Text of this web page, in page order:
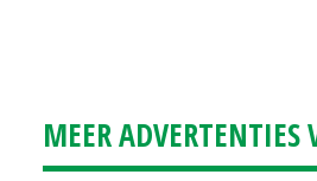
MEER ADVERTENTIES